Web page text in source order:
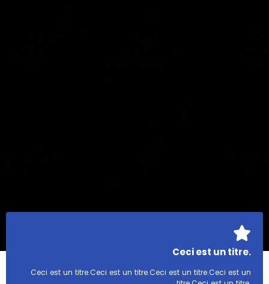
Ceci est un titre.
Ceci est un titre.Ceci est un titre.Ceci est un titre.Ceci est un